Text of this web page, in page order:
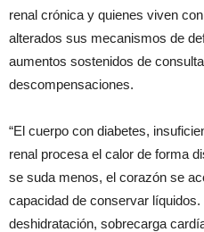
renal crónica y quienes viven
alterados sus mecanismos de
aumentos sostenidos de
descompensaciones.
“El cuerpo con diabetes,
renal procesa el calor de forma
se suda menos, el corazón se
capacidad de conservar
deshidratación, sobrecarga